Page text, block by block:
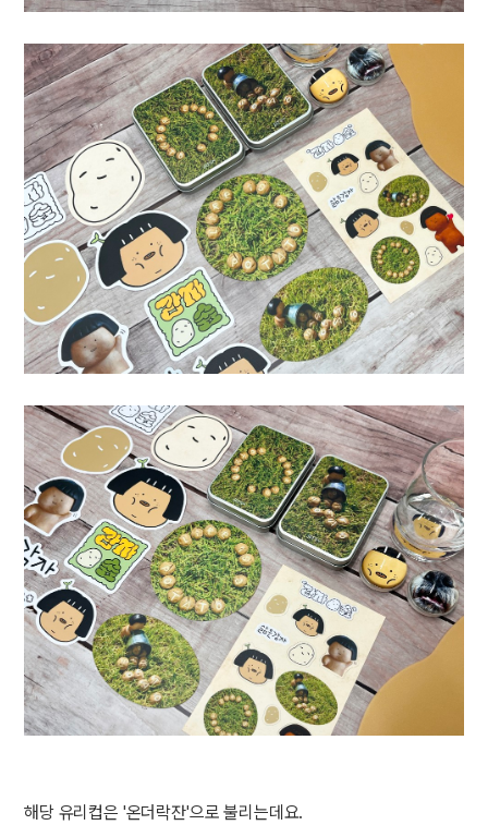
해당 유리컵은 '온더락잔'으로 불리는데요.